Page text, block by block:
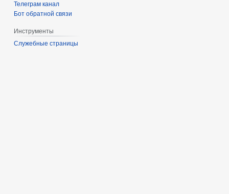
Телеграм канал
Бот обратной связи
Инструменты
Служебные страницы